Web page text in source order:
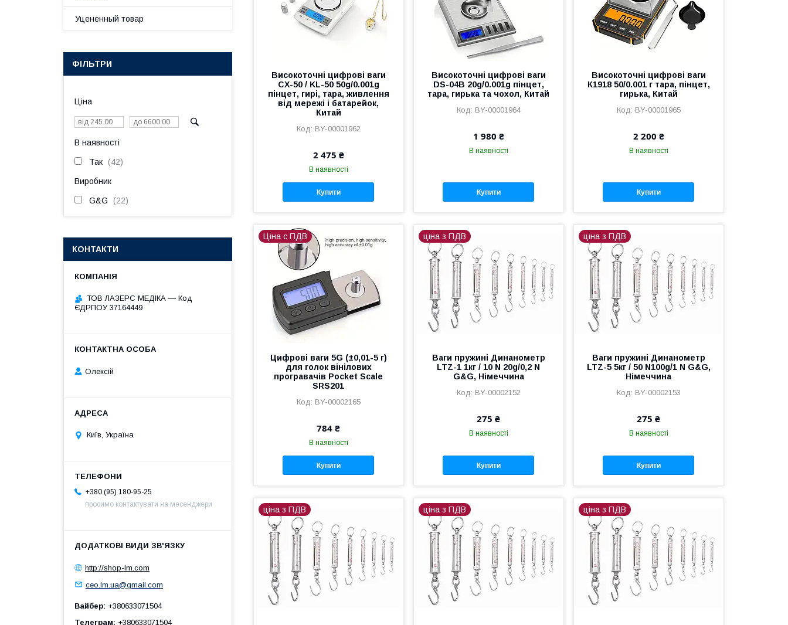
Високоточні цифрові ваги
CX-50 / KL-50 50g/0.001g
пінцет, гирі, тара, живлення
від мережі і батарейок,
Китай
BY-00001962
2 475 ₴
В наявності
Купити
Високоточні цифрові ваги
DS-04B 20g/0.001g пінцет,
тара, гирька та чохол, Китай
BY-00001964
1 980 ₴
В наявності
Купити
Високоточні цифрові ваги
К1918 50/0.001 г тара, пінцет,
гирька, Китай
BY-00001965
2 200 ₴
В наявності
Купити
Ціна с ПДВ
Цифрові ваги 5G (±0,01-5 г)
для голок вінілових
програвачів Pocket Scale
SRS201
BY-00002165
784 ₴
В наявності
Купити
ціна з ПДВ
Ваги пружині Динанометр
LTZ-1 1кг / 10 N 20g/0,2 N
G&G, Німеччина
BY-00002152
275 ₴
В наявності
Купити
ціна з ПДВ
Ваги пружині Динанометр
LTZ-5 5кг / 50 N100g/1 N G&G,
Німеччина
BY-00002153
275 ₴
В наявності
Купити
ціна з ПДВ ціна з ПДВ ціна з ПДВ
Уцененный товар
ФІЛЬТРИ
Ціна
В наявності
Так 42
Виробник
G&G 22
КОНТАКТИ
ТОВ ЛАЗЕРС МЕДІКА — Код
ЄДРПОУ 37164449
Олексій
Київ, Україна
+380 (95) 180-95-25
просимо контактувати на месенджери
http://shop-lm.com
ceo.lm.ua@gmail.com
Вайбер +380633071504
Телеграм
+380633071504